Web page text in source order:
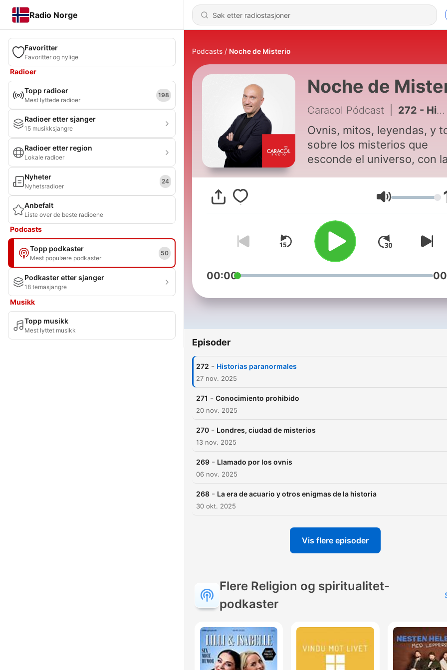
Radio Norge
Favoritter
Favoritter og nylige
Radioer
Topp radioer
Mest lyttede radioer
198
Radioer etter sjanger
15 musikksjangre
Radioer etter region
Lokale radioer
Nyheter
Nyhetsradioer
24
Anbefalt
Liste over de beste radioene
Podcasts
Topp podkaster
Mest populære podkaster
50
Podkaster etter sjanger
18 temasjangre
Musikk
Topp musikk
Mest lyttet musikk
Podcasts Noche de Misterio
Noche de
Caracol Pódcast 272 - Historias paranormales
Ovnis, mitos, leyendas, y
sobre los misterios que
esconde el universo, con
Volum
00:00
Episoder
272 - Historias paranormales
27 nov. 2025
271 - Conocimiento prohibido
20 nov. 2025
270 - Londres, ciudad de misterios
13 nov. 2025
269 - Llamado por los ovnis
06 nov. 2025
268 - La era de acuario y otros enigmas de la historia
30 okt. 2025
Vis flere episoder
Flere Religion og spiritualitet-
podkaster